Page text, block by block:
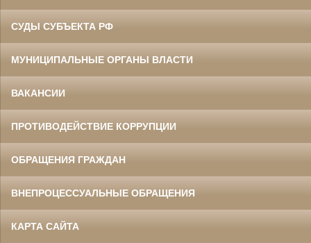
СУДЫ СУБЪЕКТА РФ
МУНИЦИПАЛЬНЫЕ ОРГАНЫ ВЛАСТИ
ВАКАНСИИ
ПРОТИВОДЕЙСТВИЕ КОРРУПЦИИ
ОБРАЩЕНИЯ ГРАЖДАН
ВНЕПРОЦЕССУАЛЬНЫЕ ОБРАЩЕНИЯ
КАРТА САЙТА